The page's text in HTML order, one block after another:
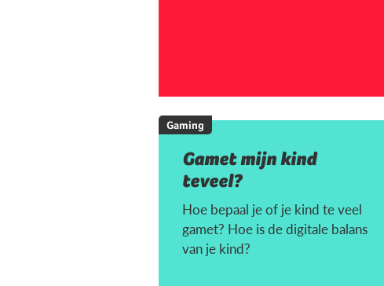
Gaming
Gamet mijn kind
teveel?
Hoe bepaal je of je kind te veel
gamet? Hoe is de digitale balans
van je kind?